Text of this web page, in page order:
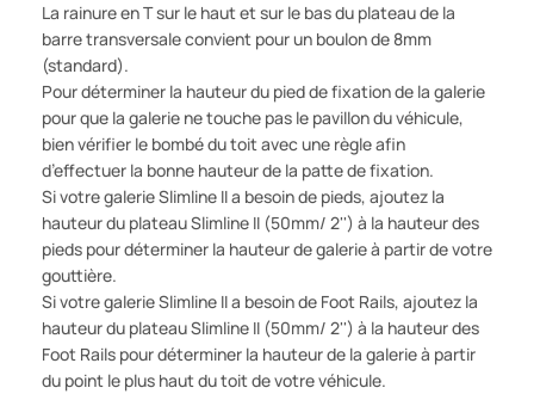
La rainure en T sur le haut et sur le bas du plateau de la
barre transversale convient pour un boulon de 8mm
(standard).
Pour déterminer la hauteur du pied de fixation de la galerie
pour que la galerie ne touche pas le pavillon du véhicule,
bien vérifier le bombé du toit avec une règle afin
d’effectuer la bonne hauteur de la patte de fixation.
Si votre galerie Slimline II a besoin de pieds, ajoutez la
hauteur du plateau Slimline II (50mm/ 2'') à la hauteur des
pieds pour déterminer la hauteur de galerie à partir de votre
gouttière.
Si votre galerie Slimline II a besoin de Foot Rails, ajoutez la
hauteur du plateau Slimline II (50mm/ 2'') à la hauteur des
Foot Rails pour déterminer la hauteur de la galerie à partir
du point le plus haut du toit de votre véhicule.